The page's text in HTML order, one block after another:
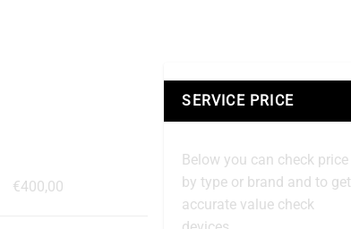
€400,00
SERVICE PRICE
Below you can check price
by type or brand and to get
accurate value check